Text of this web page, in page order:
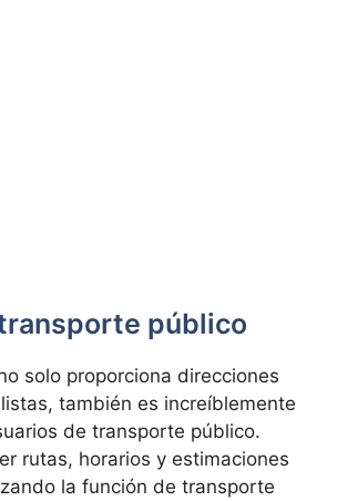
público
solo proporciona direcciones
también es increíblemente
de transporte público.
rutas, horarios y estimaciones
la función de transporte